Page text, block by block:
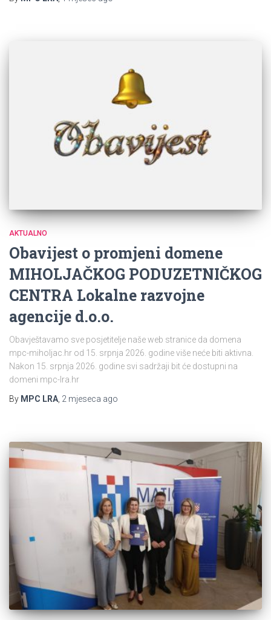
AKTUALNO
Obavijest o promjeni domene
MIHOLJAČKOG PODUZETNIČKOG
CENTRA Lokalne razvojne
agencije d.o.o.
Obavještavamo sve posjetitelje naše web stranice da domena
mpc-miholjac.hr od 15. srpnja 2026. godine više neće biti aktivna.
Nakon 15. srpnja 2026. godine svi sadržaji bit će dostupni na
domeni mpc-lra.hr
By MPC LRA 2 mjeseca ago